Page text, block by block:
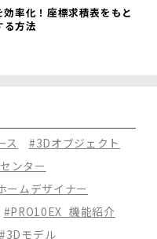
率化！座標求積表をもと
る方法
ス
#3Dオブジェクト
ンター
ームデザイナー
#PRO10EX_機能紹介
#3Dモデル